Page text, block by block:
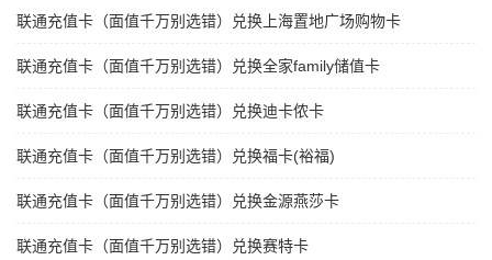
联通充值卡（面值千万别选错）兑换上海置地广场购物卡
联通充值卡（面值千万别选错）兑换全家family储值卡
联通充值卡（面值千万别选错）兑换迪卡侬卡
联通充值卡（面值千万别选错）兑换福卡(裕福)
联通充值卡（面值千万别选错）兑换金源燕莎卡
联通充值卡（面值千万别选错）兑换赛特卡